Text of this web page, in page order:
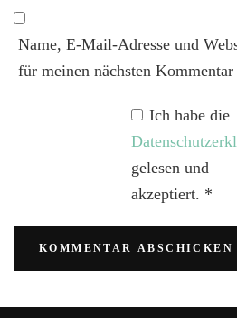
Name, E-Mail-Adresse und
für meinen nächsten Kommentar
Ich habe die
gelesen und
akzeptiert. *